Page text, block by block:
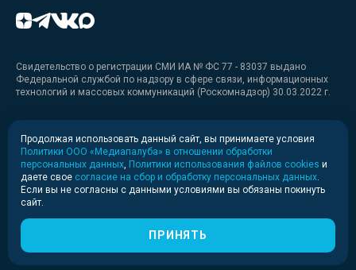
Свидетельство о регистрации СМИ ИА № ФС 77 - 83037 выдано
Федеральной службой по надзору в сфере связи, информационных
технологий и массовых коммуникаций (Роскомнадзор) 30.03.2022 г.
Медиакит
Медиакит для печати
Политика конфиденциальности
© 2020-2026 Информационное агентство «Медиапалуба»
Продолжая использовать данный сайт, вы принимаете условия
Политики ООО «Медиапалуба» в отношении обработки
персональных данных Политики использования файлов cookies и
даете свое согласие на сбор и обработку персональных данных
Если вы не согласны с данными условиями вы обязаны покинуть
сайт.
ПРИНЯТЬ